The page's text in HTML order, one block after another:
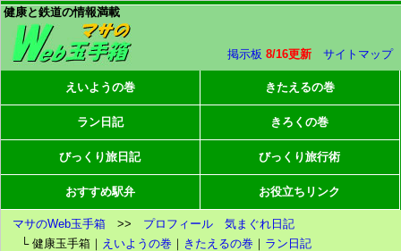
健康と鉄道の情報満載
掲示板 8/16更新 サイトマップ
えいようの巻 きたえるの巻
ラン日記 きろくの巻
びっくり旅日記 びっくり旅行術
おすすめ駅弁 お役立ちリンク
マサのWeb玉手箱 >> プロフィール
気まぐれ日記
└ 健康玉手箱｜ えいようの巻 ｜ きたえるの巻 ｜ ラン日記